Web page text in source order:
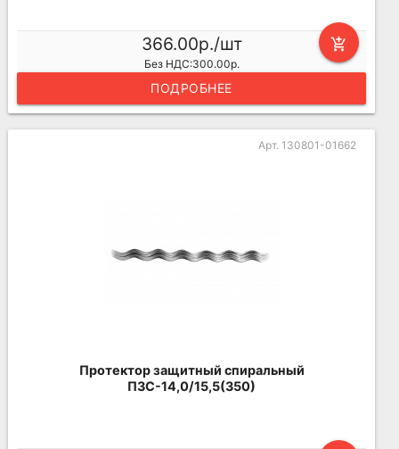
add_shopping_cart
366.00р./шт
Без НДС:300.00р.
ПОДРОБНЕЕ
Арт. 130801-01662
Протектор защитный спиральный
ПЗС-14,0/15,5(350)